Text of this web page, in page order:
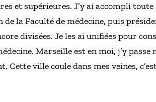
et supérieures. J’y ai accompli
la Faculté de médecine, puis
divisées. Je les ai unifiées pour
Marseille est en moi, j’y
Cette ville coule dans mes veines,